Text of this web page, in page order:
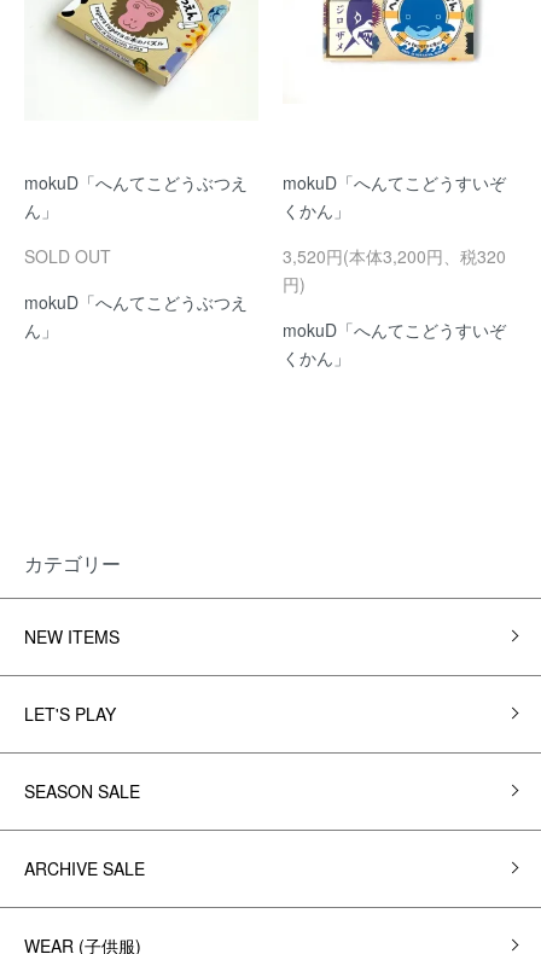
mokuD「へんてこどうぶつえ
ん」
SOLD OUT
mokuD「へんてこどうぶつえ
ん」
mokuD「へんてこどうすいぞ
くかん」
3,520円(本体3,200円、税320
円)
mokuD「へんてこどうすいぞ
くかん」
カテゴリー
NEW ITEMS
LET'S PLAY
SEASON SALE
ARCHIVE SALE
WEAR (子供服)